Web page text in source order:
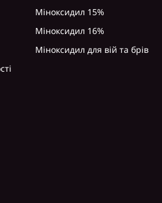
Міноксидил 15%
Міноксидил 16%
Міноксидил для вій та брів